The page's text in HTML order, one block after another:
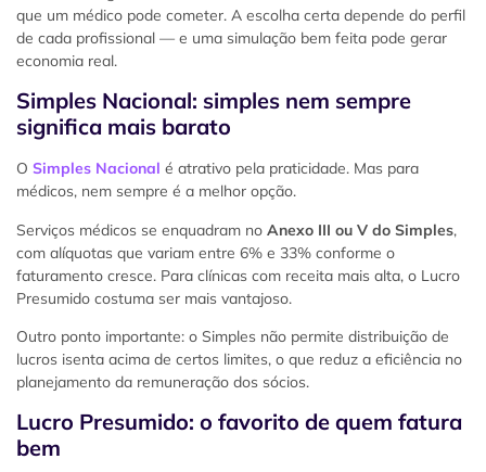
que um médico pode cometer. A escolha certa depende do perfil
de cada profissional — e uma simulação bem feita pode gerar
economia real.
Simples Nacional: simples nem sempre
significa mais barato
O Simples Nacional é atrativo pela praticidade. Mas para
médicos, nem sempre é a melhor opção.
Serviços médicos se enquadram no Anexo III ou V do Simples,
com alíquotas que variam entre 6% e 33% conforme o
faturamento cresce. Para clínicas com receita mais alta, o Lucro
Presumido costuma ser mais vantajoso.
Outro ponto importante: o Simples não permite distribuição de
lucros isenta acima de certos limites, o que reduz a eficiência no
planejamento da remuneração dos sócios.
Lucro Presumido: o favorito de quem fatura
bem